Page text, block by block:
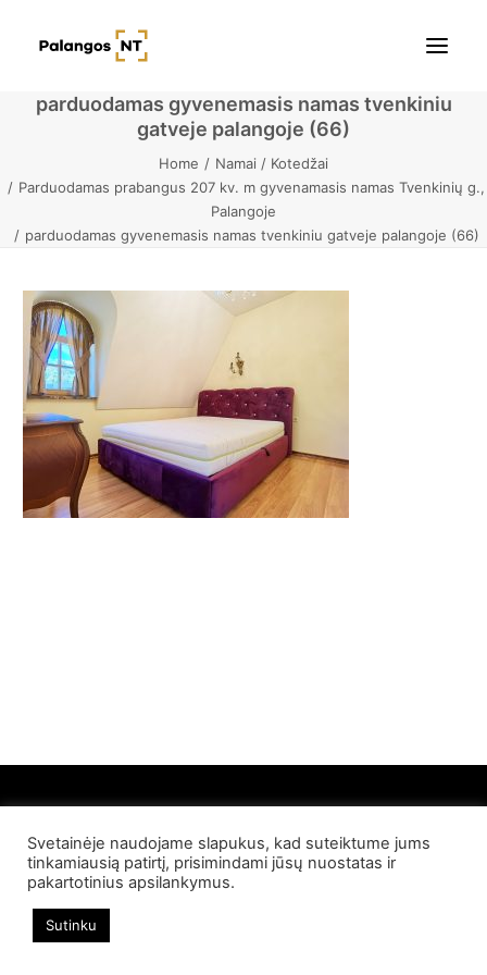
Butai
Namai / Kotedžai
Žemės sklypai
Kontaktai
parduodamas gyvenemasis namas tvenkiniu
gatveje palangoje (66)
Home
Namai / Kotedžai
Parduodamas prabangus 207 kv. m gyvenamasis namas Tvenkinių g.,
Palangoje
parduodamas gyvenemasis namas tvenkiniu gatveje palangoje (66)
© 2022 Palangos NT. Visos teisės saugomos
Svetainėje naudojame slapukus, kad suteiktume jums
tinkamiausią patirtį, prisimindami jūsų nuostatas ir
pakartotinius apsilankymus.
Sutinku